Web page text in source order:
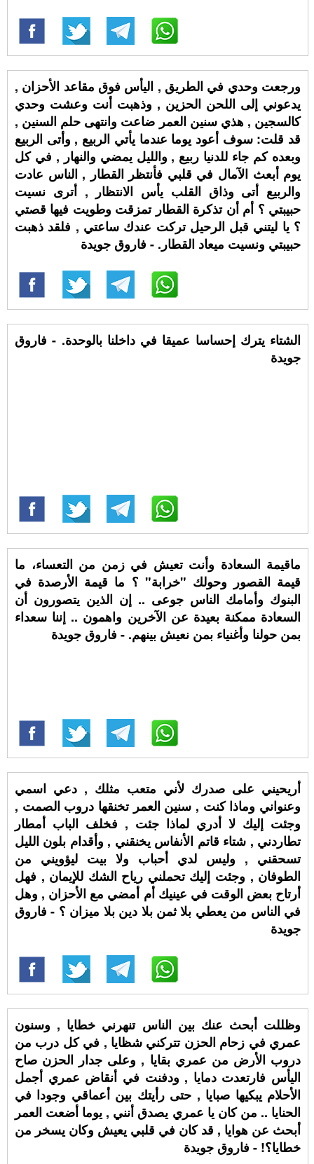
ورجعت وحدي في الطريق , اليأس فوق مقاعد الأحزان ,
يدعوني إلى اللحن الحزين , وذهبت أنت وعشت وحدي
كالسجين , هذي سنين العمر ضاعت وانتهى حلم السنين ,
قد قلت: سوف أعود يوما عندما يأتي الربيع , وأتى الربيع
وبعده كم جاء للدنيا ربيع , والليل يمضي والنهار , في كل
يوم أبعث الآمال في قلبي فأنتظر القطار , الناس عادت
والربيع أتى وذاق القلب يأس الانتظار , أترى نسيت
حبيبتي ؟ أم أن تذكرة القطار تمزقت وطويت فيها قصتي
؟ يا ليتني قبل الرحيل تركت عندك ساعتي , فلقد ذهبت
حبيبتي ونسيت ميعاد القطار. - فاروق جويدة
الشتاء يترك إحساسا عميقا في داخلنا بالوحدة. - فاروق
جويدة
ماقيمة السعادة وأنت تعيش في زمن من التعساء، ما
قيمة القصور وحولك "خرابة" ؟ ما قيمة الأرصدة في
البنوك وأمامك الناس جوعى .. إن الذين يتصورون أن
السعادة ممكنة بعيدة عن الآخرين واهمون .. إننا سعداء
بمن حولنا وأغنياء بمن نعيش بينهم. - فاروق جويدة
أريحيني على صدرك لأني متعب مثلك , دعي اسمي
وعنواني وماذا كنت , سنين العمر تخنقها دروب الصمت ,
وجئت إليك لا أدري لماذا جئت , فخلف الباب أمطار
تطاردني , شتاء قاتم الأنفاس يخنقني , وأقدام بلون الليل
تسحقني , وليس لدي أحباب ولا بيت ليؤويني من
الطوفان , وجئت إليك تحملني رياح الشك للإيمان , فهل
أرتاح بعض الوقت في عينيك أم أمضي مع الأحزان , وهل
في الناس من يعطي بلا ثمن بلا دين بلا ميزان ؟ - فاروق
جويدة
وظللت أبحث عنك بين الناس تنهرني خطايا , وسنون
عمري في زحام الحزن تتركني شظايا , في كل درب من
دروب الأرض من عمري بقايا , وعلى جدار الحزن صاح
اليأس فارتعدت دمايا , ودفنت في أنقاض عمري أجمل
الأحلام يبكيها صبايا , حتى رأيتك بين أعماقي وجودا في
الحنايا .. من كان يا عمري يصدق أنني , يوما أضعت العمر
أبحث عن هوايا , قد كان في قلبي يعيش وكان يسخر من
خطايا؟! - فاروق جويدة